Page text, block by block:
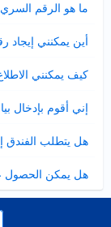
ما هو الرقم السري
مصغر
أين يمكنني إيجاد
عرض
مصغر
كيف يمكنني
مصغر
إني أقوم بإدخال
مصغر
هل يتطلب الفندق
مصغر
هل يمكن الحصول
مصغر